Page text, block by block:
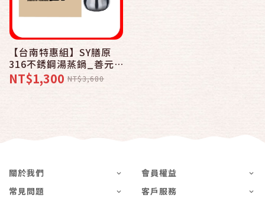
【台南特惠組】SY膳原
316不銹鋼湯蒸鍋_善元
生醫
NT$1,300 NT$3,680
關於我們
會員權益
常見問題
客戶服務